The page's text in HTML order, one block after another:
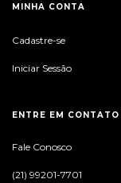
MINHA CONTA
Cadastre-se
Iniciar Sessão
ENTRE EM CONTATO
Fale Conosco
(21) 99201-7701